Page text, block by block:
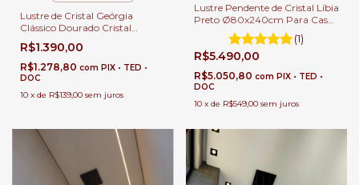
Lustre de Cristal Geórgia
Clássico Dourado Cristal
Âmbar 5 Braços para Casas
com Pé Direito Duplo e Buffet
R$1.390,00
R$1.278,80 com PIX • TED •
DOC
10 x de R$139,00 sem juros
Lustre Pendente de Cristal Líbia
Preto Ø80x240cm Para Casas
Pé Direito Duplo e Alto
(1)
R$5.490,00
R$5.050,80 com PIX • TED •
DOC
10 x de R$549,00 sem juros